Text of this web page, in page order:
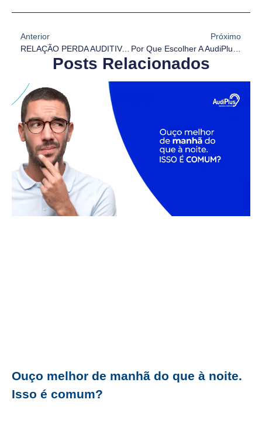
Anterior
RELAÇÃO PERDA AUDITIVA E MEMÓRIA!
Próximo
Posts Relacionados
Ouço melhor de manhã do que à noite.
Isso é comum?